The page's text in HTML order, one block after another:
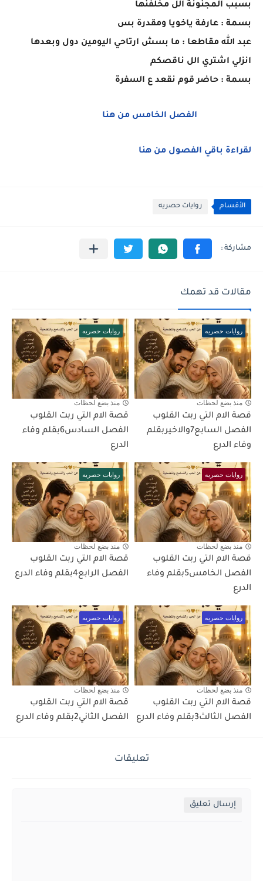
بسبب المجنونة الل مخلفنها
بسمة : عارفة ياخويا ومقدرة بس
عبد الله مقاطعا : ما بسش ارتاحي اليومين دول وبعدها
انزلي اشتري الل ناقصكم
بسمة : حاضر قوم نقعد ع السفرة
الفصل الخامس من هنا
لقراءة باقي الفصول من هنا
الأقسام روايات حصريه
مقالات قد تهمك
روايات حصريه
منذ بضع لحظات
قصة الام التي ربت القلوب
الفصل السابع7والاخيربقلم
وفاء الدرع
روايات حصريه
منذ بضع لحظات
قصة الام التي ربت القلوب
الفصل السادس6بقلم وفاء
الدرع
روايات حصريه
منذ بضع لحظات
قصة الام التي ربت القلوب
الفصل الخامس5بقلم وفاء
الدرع
روايات حصريه
منذ بضع لحظات
قصة الام التي ربت القلوب
الفصل الرابع4بقلم وفاء الدرع
روايات حصريه
منذ بضع لحظات
قصة الام التي ربت القلوب
الفصل الثالث3بقلم وفاء الدرع
روايات حصريه
منذ بضع لحظات
قصة الام التي ربت القلوب
الفصل الثاني2بقلم وفاء الدرع
تعليقات
إرسال تعليق